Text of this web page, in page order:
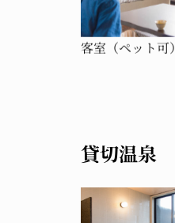
客室（ペット可）
貸切温泉